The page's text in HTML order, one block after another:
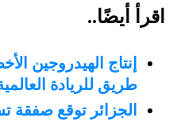
اقرأ أيضًا..
إنتاج الهيدروجين
طريق للريادة